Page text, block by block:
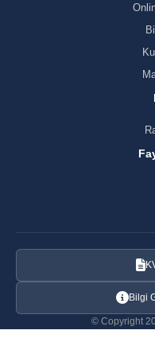
Bilgi
© Copyright